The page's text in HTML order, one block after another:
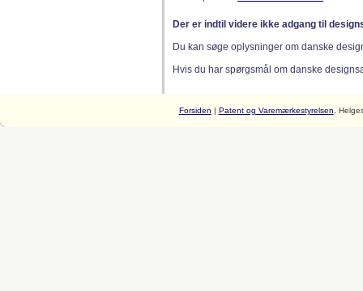
Der er indtil videre ikke adgang til
Du kan søge oplysninger om danske
Hvis du har spørgsmål om danske
Forsiden | Patent og Varemærkestyrelsen ,